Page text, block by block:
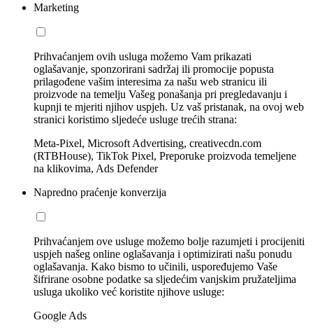
Marketing
Prihvaćanjem ovih usluga možemo Vam prikazati
oglašavanje, sponzorirani sadržaj ili promocije popusta
prilagođene vašim interesima za našu web stranicu ili
proizvode na temelju Vašeg ponašanja pri pregledavanju i
kupnji te mjeriti njihov uspjeh. Uz vaš pristanak, na ovoj web
stranici koristimo sljedeće usluge trećih strana:
Meta-Pixel, Microsoft Advertising, creativecdn.com
(RTBHouse), TikTok Pixel, Preporuke proizvoda temeljene
na klikovima, Ads Defender
Napredno praćenje konverzija
Prihvaćanjem ove usluge možemo bolje razumjeti i procijeniti
uspjeh našeg online oglašavanja i optimizirati našu ponudu
oglašavanja. Kako bismo to učinili, uspoređujemo Vaše
šifrirane osobne podatke sa sljedećim vanjskim pružateljima
usluga ukoliko već koristite njihove usluge:
Google Ads